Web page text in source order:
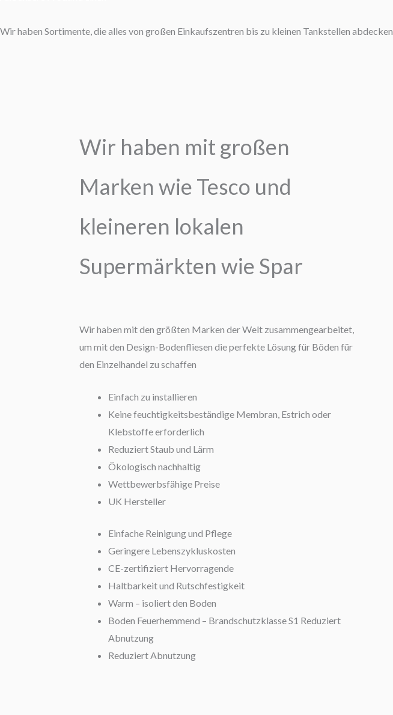
Wir haben Sortimente, die alles von großen Einkaufszentren bis zu kleinen Tankstellen abdecken
Wir haben mit großen
Marken wie Tesco und
kleineren lokalen
Supermärkten wie Spar
Wir haben mit den größten Marken der Welt zusammengearbeitet,
um mit den Design-Bodenfliesen die perfekte Lösung für Böden für
den Einzelhandel zu schaffen
Einfach zu installieren
Keine feuchtigkeitsbeständige Membran, Estrich oder
Klebstoffe erforderlich
Reduziert Staub und Lärm
Ökologisch nachhaltig
Wettbewerbsfähige Preise
UK Hersteller
Einfache Reinigung und Pflege
Geringere Lebenszykluskosten
CE-zertifiziert Hervorragende
Haltbarkeit und Rutschfestigkeit
Warm – isoliert den Boden
Boden Feuerhemmend – Brandschutzklasse S1 Reduziert
Abnutzung
Reduziert Abnutzung